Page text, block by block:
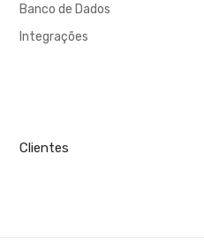
Banco de Dados
Integrações
Clientes